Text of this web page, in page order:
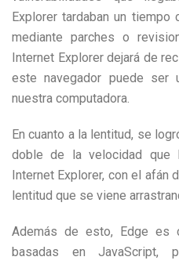
Explorer tardaban un tiempo
mediante parches o
Internet Explorer dejará de
este navegador puede ser
nuestra computadora.
En cuanto a la lentitud, se
doble de la velocidad que
Internet Explorer, con el afán
lentitud que se viene
Además de esto, Edge es
basadas en JavaScript,